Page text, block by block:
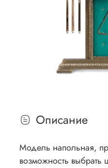
Описание
Модель напольная,
возможность выбрать